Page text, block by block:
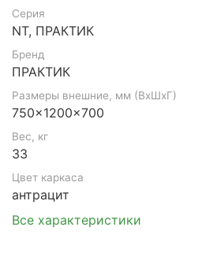
Серия
NT, ПРАКТИК
Бренд
ПРАКТИК
Размеры внешние, мм (ВхШхГ)
750x1200x700
Вес, кг
33
Цвет каркаса
антрацит
Все характеристики